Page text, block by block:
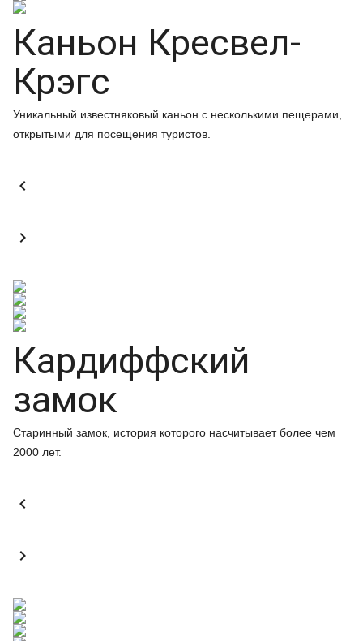
Каньон Кресвел-
Крэгс
Уникальный известняковый каньон с несколькими пещерами,
открытыми для посещения туристов.


Кардиффский
замок
Старинный замок, история которого насчитывает более чем
2000 лет.

